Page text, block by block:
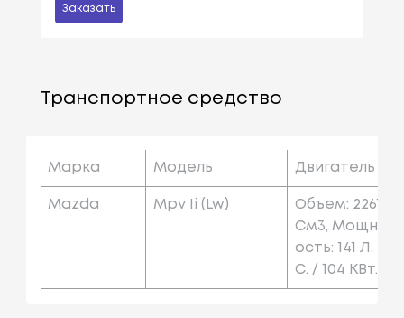
Заказать
Транспортное средство
Марка Модель Двигатель
Mazda Mpv Ii (lw)
Объем: 2261
См3, Мощн
Ость: 141 Л.
С. / 104 КВт.